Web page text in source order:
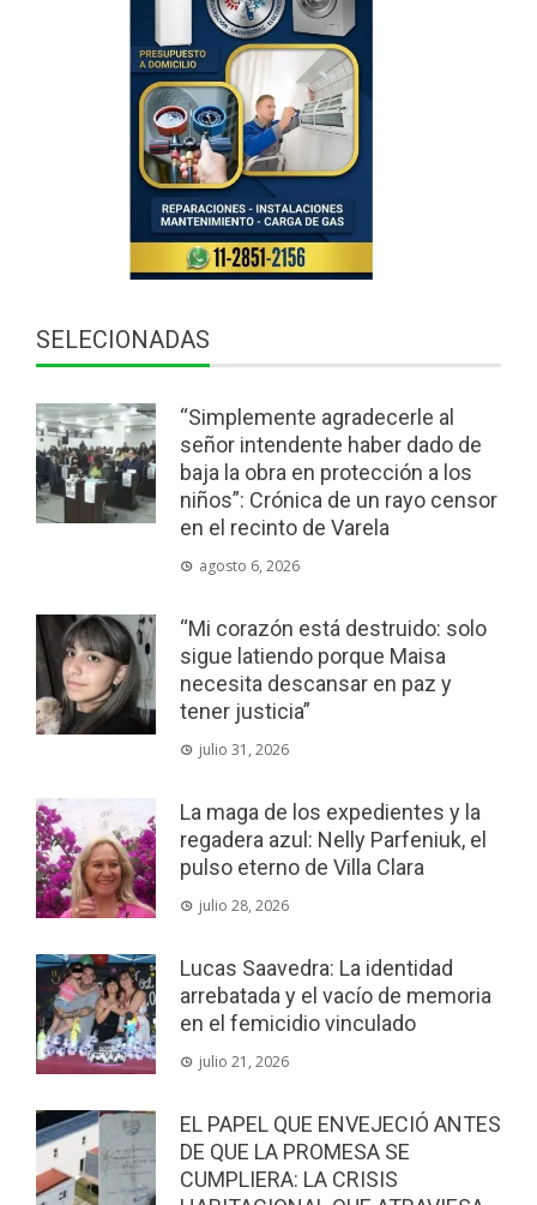
SELECIONADAS
“Simplemente agradecerle al
señor intendente haber dado de
baja la obra en protección a los
niños”: Crónica de un rayo censor
en el recinto de Varela
agosto 6, 2026
“Mi corazón está destruido: solo
sigue latiendo porque Maisa
necesita descansar en paz y
tener justicia”
julio 31, 2026
La maga de los expedientes y la
regadera azul: Nelly Parfeniuk, el
pulso eterno de Villa Clara
julio 28, 2026
Lucas Saavedra: La identidad
arrebatada y el vacío de memoria
en el femicidio vinculado
julio 21, 2026
EL PAPEL QUE ENVEJECIÓ ANTES
DE QUE LA PROMESA SE
CUMPLIERA: LA CRISIS